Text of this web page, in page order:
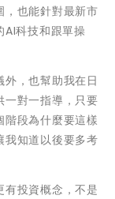
，也能針對最新市
AI科技和跟單操
，也幫助我在日
一對一指導，只要
段為什麼要這樣
我知道以後要多考
投資概念，不是